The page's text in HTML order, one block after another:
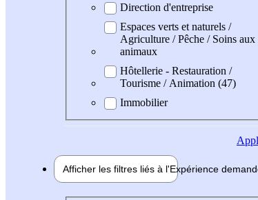
Direction d'entreprise
Espaces verts et naturels /
Agriculture / Pêche / Soins aux
animaux
Hôtellerie - Restauration /
Tourisme / Animation (47)
Immobilier
Afficher les filtres liés à l'Expérience